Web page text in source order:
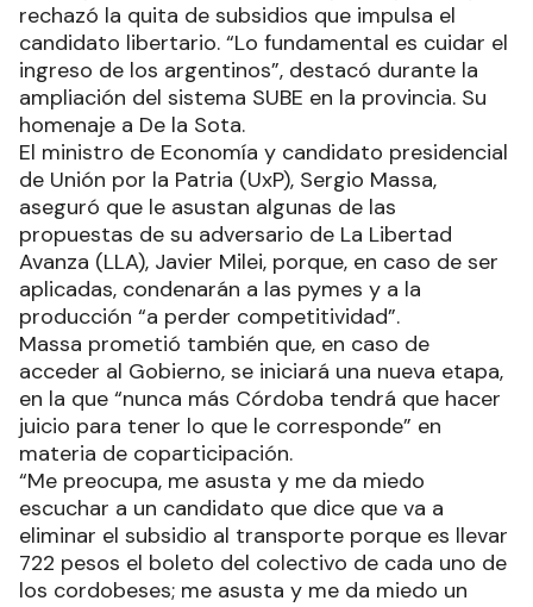
rechazó la quita de subsidios que impulsa el
candidato libertario. “Lo fundamental es cuidar el
ingreso de los argentinos”, destacó durante la
ampliación del sistema SUBE en la provincia. Su
homenaje a De la Sota.
El ministro de Economía y candidato presidencial
de Unión por la Patria (UxP), Sergio Massa,
aseguró que le asustan algunas de las
propuestas de su adversario de La Libertad
Avanza (LLA), Javier Milei, porque, en caso de ser
aplicadas, condenarán a las pymes y a la
producción “a perder competitividad”.
Massa prometió también que, en caso de
acceder al Gobierno, se iniciará una nueva etapa,
en la que “nunca más Córdoba tendrá que hacer
juicio para tener lo que le corresponde” en
materia de coparticipación.
“Me preocupa, me asusta y me da miedo
escuchar a un candidato que dice que va a
eliminar el subsidio al transporte porque es llevar
722 pesos el boleto del colectivo de cada uno de
los cordobeses; me asusta y me da miedo un